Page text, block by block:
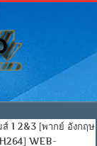
1 2&3 [พากย์ อังกฤษ
WEB-